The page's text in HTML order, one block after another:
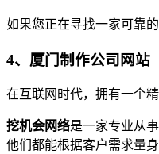
如果您正在寻找一家可靠
4、厦门制作公司网站
在互联网时代，拥有一个
挖机会网络是一家专业从
他们都能根据客户需求量